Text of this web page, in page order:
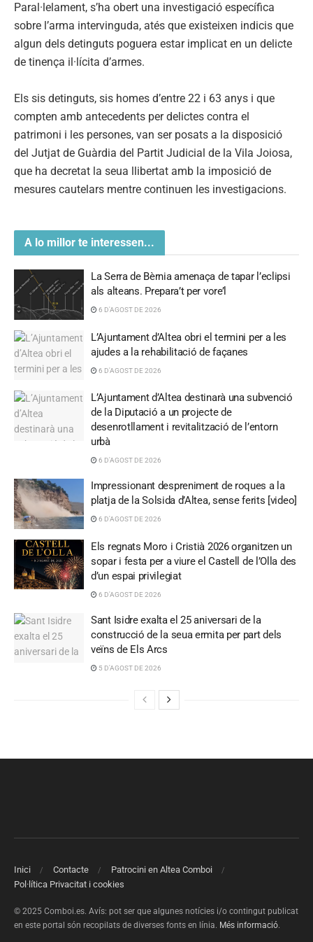
Paral·lelament, s’ha obert una investigació específica
sobre l’arma intervinguda, atés que existeixen indicis que
algun dels detinguts poguera estar implicat en un delicte
de tinença il·lícita d’armes.
Els sis detinguts, sis homes d’entre 22 i 63 anys i que
compten amb antecedents per delictes contra el
patrimoni i les persones, van ser posats a la disposició
del Jutjat de Guàrdia del Partit Judicial de la Vila Joiosa,
que ha decretat la seua llibertat amb la imposició de
mesures cautelars mentre continuen les investigacions.
A lo millor te interessen...
La Serra de Bèrnia amenaça de tapar l’eclipsi
als alteans. Prepara’t per vore’l
6 D'AGOST DE 2026
L’Ajuntament d’Altea obri el termini per a les
ajudes a la rehabilitació de façanes
6 D'AGOST DE 2026
L’Ajuntament d’Altea destinarà una subvenció
de la Diputació a un projecte de
desenrotllament i revitalització de l’entorn
urbà
6 D'AGOST DE 2026
Impressionant despreniment de roques a la
platja de la Solsida d’Altea, sense ferits [video]
6 D'AGOST DE 2026
Els regnats Moro i Cristià 2026 organitzen un
sopar i festa per a viure el Castell de l’Olla des
d’un espai privilegiat
6 D'AGOST DE 2026
Sant Isidre exalta el 25 aniversari de la
construcció de la seua ermita per part dels
veïns de Els Arcs
5 D'AGOST DE 2026
Inici Contacte
Patrocini en Altea Comboi
Pol·lítica Privacitat i cookies
© 2025 Comboi.es. Avís: pot ser que algunes notícies i/o contingut publicat
en este portal són recopilats de diverses fonts en línia. Més informació.